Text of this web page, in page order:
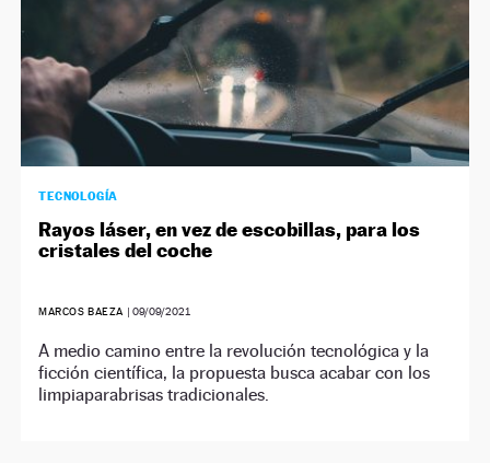
TECNOLOGÍA
Rayos láser, en vez de escobillas, para los
cristales del coche
MARCOS BAEZA | 09/09/2021
A medio camino entre la revolución tecnológica y la
ficción científica, la propuesta busca acabar con los
limpiaparabrisas tradicionales.